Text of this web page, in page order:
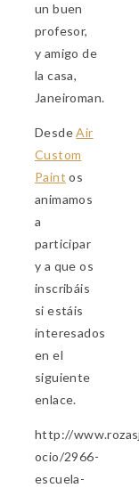
un buen
profesor,
y amigo de
la casa,
Janeiroman.
DesdeAir
Custom
Paint os
animamos
a
participar
y a que os
inscribáis
si estáis
interesados
en el
siguiente
enlace.
http://
ocio/2966-
escuela-